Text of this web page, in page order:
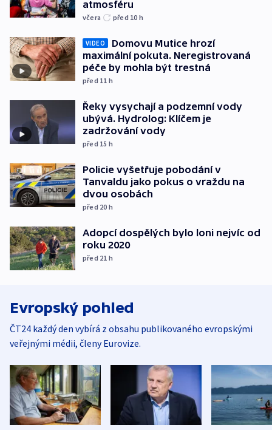
atmosféru
včera před 10 h
VIDEO
Domovu Mutice hrozí
maximální pokuta. Neregistrovaná
péče by mohla být trestná
před 11 h
Řeky vysychají a podzemní vody
ubývá. Hydrolog: Klíčem je
zadržování vody
před 15 h
Policie vyšetřuje pobodání v
Tanvaldu jako pokus o vraždu na
dvou osobách
před 20 h
Adopcí dospělých bylo loni nejvíc od
roku 2020
před 21 h
Evropský pohled
ČT24 každý den vybírá z obsahu publikovaného evropskými
veřejnými médii, členy Eurovize.